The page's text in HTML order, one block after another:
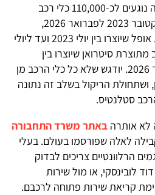
הריקולים שפורסמו באירופה נוגעים לכ-110,000 כלי רכב
מתוצרת פיג'ו שיוצרו בין אוקטובר 2023 לפברואר 2026,
כ-26,000 כלי רכב מתוצרת אופל שיוצרו בין יולי 2023 ועד ליולי
6,600 כלי רכב מתוצרת סיטרואן שיוצרו בין
דצמבר 2022 ועד לפברואר 2026. יודגש שלא כל כלי הרכב מן
ושתחולת הריקול בשלב זה נתונה
סטלנטיס.
לא אותרה באתר משרד התחבורה
לאלה שפורסמו בעולם. בעלי
הרלוונטיים צריכים לבדוק
לובינסקי, או מול שירות
קריאת שירות פתוחה לרכבם.